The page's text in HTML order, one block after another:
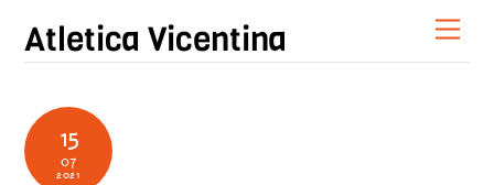
content
Atletica Vicentina
15
07
2021